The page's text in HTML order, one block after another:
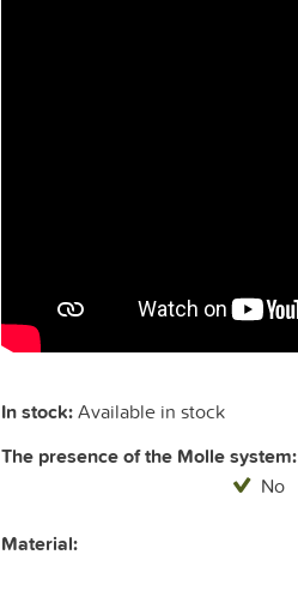
In stock:Available in stock
The presence of the Molle system:
No
Material: